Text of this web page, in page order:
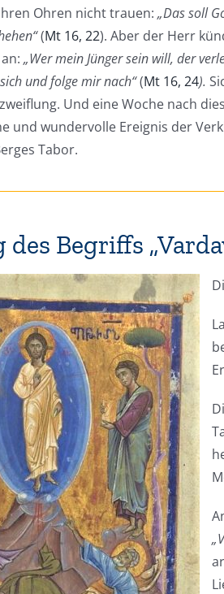
Ohren nicht trauen: „Das soll
(Mt 16, 22). Aber der Herr
„Wer mein Jünger sein will, der
und folge mir nach“(Mt 16, 24).
Und eine Woche nach
und wundervolle Ereignis der
Tabor.
Begriffs